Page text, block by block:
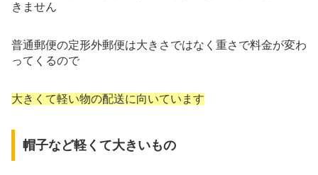
きません
普通郵便の定形外郵便は大きさではなく重さで料金が変わ
ってくるので
大きくて軽い物の配送に向いています
帽子など軽くて大きいもの